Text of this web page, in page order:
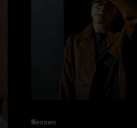
Mensen